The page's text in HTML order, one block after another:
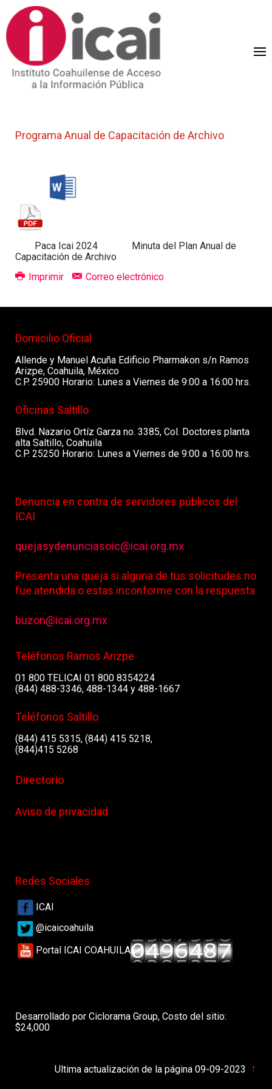
Programa Anual de Capacitación de Archivo
Paca Icai 2024 Minuta del Plan Anual de
Capacitación de Archivo
Imprimir
Correo electrónico
Domicilio Oficial
Allende y Manuel Acuña Edificio Pharmakon s/n Ramos
Arizpe, Coahuila, México
C.P. 25900 Horario: Lunes a Viernes de 9:00 a 16:00 hrs.
Oficinas Saltillo
Blvd. Nazario Ortíz Garza no. 3385, Col. Doctores planta
alta Saltillo, Coahuila
C.P. 25250 Horario: Lunes a Viernes de 9:00 a 16:00 hrs.
Denuncia en contra de servidores públicos del
ICAI
quejasydenunciasoic@icai.org.mx
Presenta una queja si alguna de tus solicitudes no
fue atendida o estas inconforme con la respuesta
buzon@icai.org.mx
Teléfonos Ramos Arizpe
01 800 TELICAI 01 800 8354224
(844) 488-3346, 488-1344 y 488-1667
Teléfonos Saltillo
(844) 415 5315, (844) 415 5218,
(844)415 5268
Directorio
Aviso de privacidad
Redes Sociales
ICAI
@icaicoahuila
Portal ICAI COAHUILA
Desarrollado por Ciclorama Group, Costo del sitio:
$24,000
Ultima actualización de la página 09-09-2023 ↑